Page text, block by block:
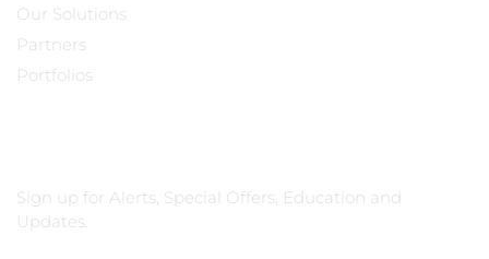
Our Solutions
Partners
Portfolios
Sign up for Alerts, Special Offers, Education and
Updates.